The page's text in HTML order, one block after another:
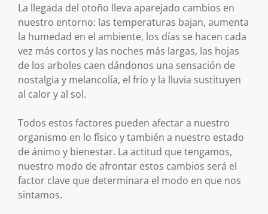
La llegada del otoño lleva aparejado cambios en
nuestro entorno: las temperaturas bajan, aumenta
la humedad en el ambiente, los días se hacen cada
vez más cortos y las noches más largas, las hojas
de los arboles caen dándonos una sensación de
nostalgia y melancolía, el frio y la lluvia sustituyen
al calor y al sol.
Todos estos factores pueden afectar a nuestro
organismo en lo físico y también a nuestro estado
de ánimo y bienestar. La actitud que tengamos,
nuestro modo de afrontar estos cambios será el
factor clave que determinara el modo en que nos
sintamos.